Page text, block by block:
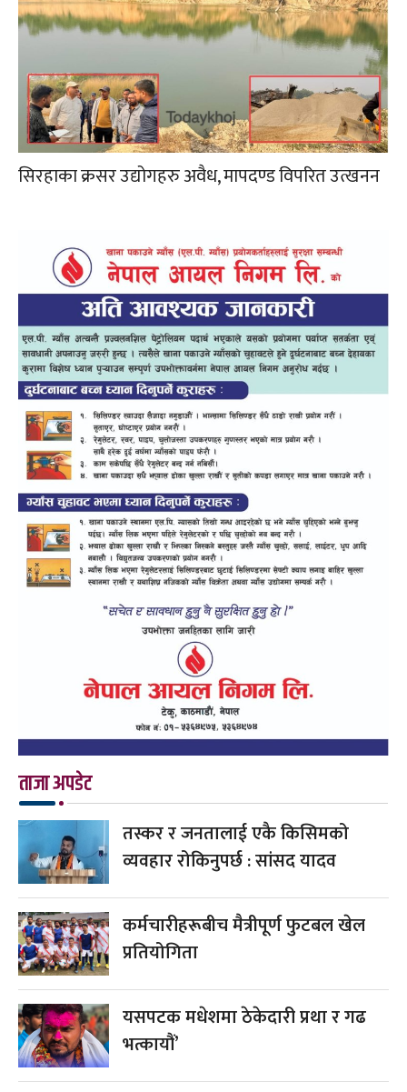
सिरहाका क्रसर उद्योगहरु अवैध, मापदण्ड विपरित उत्खनन
ताजा अपडेट
तस्कर र जनतालाई एकै किसिमको
व्यवहार रोकिनुपर्छ : सांसद यादव
कर्मचारीहरूबीच मैत्रीपूर्ण फुटबल खेल
प्रतियोगिता
यसपटक मधेशमा ठेकेदारी प्रथा र गढ
भत्कायौं’